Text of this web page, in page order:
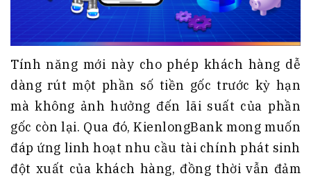
Tính năng mới này cho phép khách hàng dễ
dàng rút một phần số tiền gốc trước kỳ hạn
mà không ảnh hưởng đến lãi suất của phần
gốc còn lại. Qua đó, KienlongBank mong muốn
đáp ứng linh hoạt nhu cầu tài chính phát sinh
đột xuất của khách hàng, đồng thời vẫn đảm